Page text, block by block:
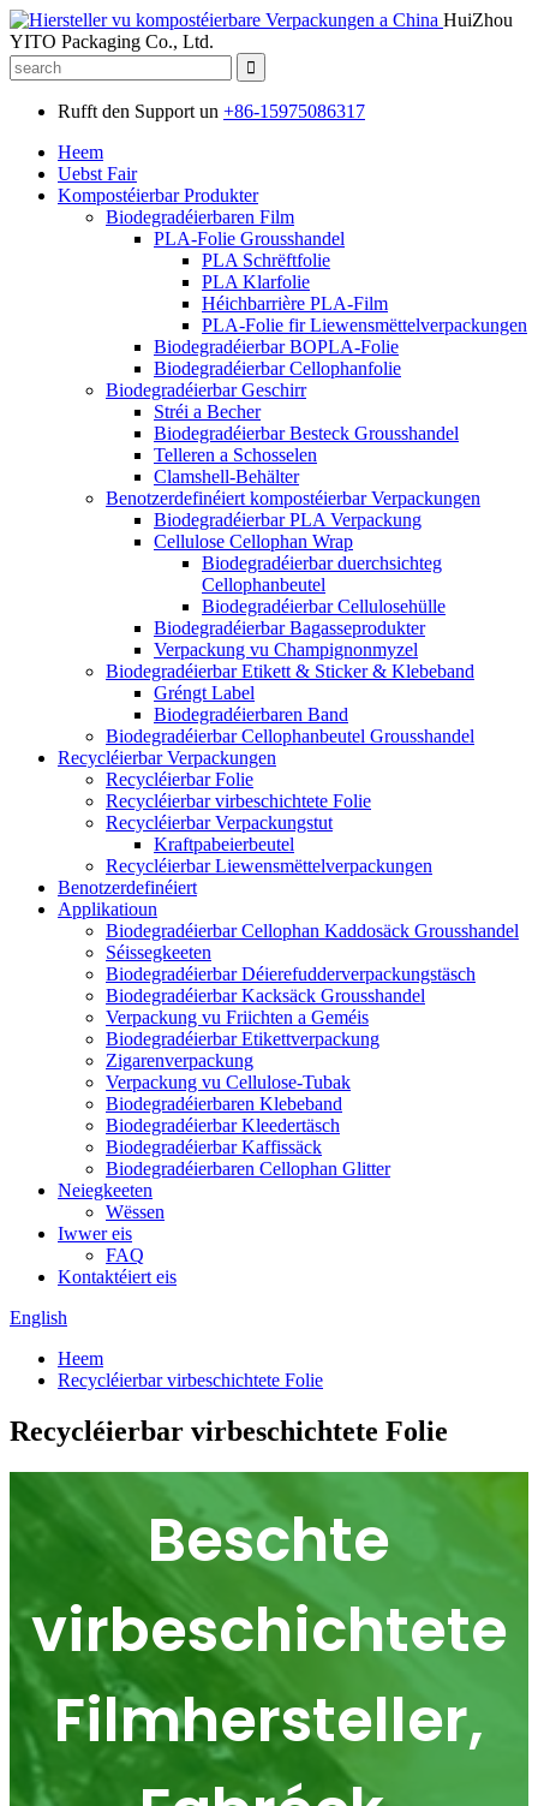
HuiZhou
YITO Packaging Co., Ltd.
Rufft den Support un +86-15975086317
Heem
Uebst Fair
Kompostéierbar Produkter
Biodegradéierbaren Film
PLA-Folie Grousshandel
PLA Schrëftfolie
PLA Klarfolie
Héichbarrière PLA-Film
PLA-Folie fir Liewensmëttelverpackungen
Biodegradéierbar BOPLA-Folie
Biodegradéierbar Cellophanfolie
Biodegradéierbar Geschirr
Stréi a Becher
Biodegradéierbar Besteck Grousshandel
Telleren a Schosselen
Clamshell-Behälter
Benotzerdefinéiert kompostéierbar Verpackungen
Biodegradéierbar PLA Verpackung
Cellulose Cellophan Wrap
Biodegradéierbar duerchsichteg
Cellophanbeutel
Biodegradéierbar Cellulosehülle
Biodegradéierbar Bagasseprodukter
Verpackung vu Champignonmyzel
Biodegradéierbar Etikett & Sticker & Klebeband
Gréngt Label
Biodegradéierbaren Band
Biodegradéierbar Cellophanbeutel Grousshandel
Recycléierbar Verpackungen
Recycléierbar Folie
Recycléierbar virbeschichtete Folie
Recycléierbar Verpackungstut
Kraftpabeierbeutel
Recycléierbar Liewensmëttelverpackungen
Benotzerdefinéiert
Applikatioun
Biodegradéierbar Cellophan Kaddosäck Grousshandel
Séissegkeeten
Biodegradéierbar Déierefudderverpackungstäsch
Biodegradéierbar Kacksäck Grousshandel
Verpackung vu Friichten a Geméis
Biodegradéierbar Etikettverpackung
Zigarenverpackung
Verpackung vu Cellulose-Tubak
Biodegradéierbaren Klebeband
Biodegradéierbar Kleedertäsch
Biodegradéierbar Kaffissäck
Biodegradéierbaren Cellophan Glitter
Neiegkeeten
Wëssen
Iwwer eis
FAQ
Kontaktéiert eis
English
Heem
Recycléierbar virbeschichtete Folie
Recycléierbar virbeschichtete Folie
Beschte
virbeschichtete
Filmhersteller,